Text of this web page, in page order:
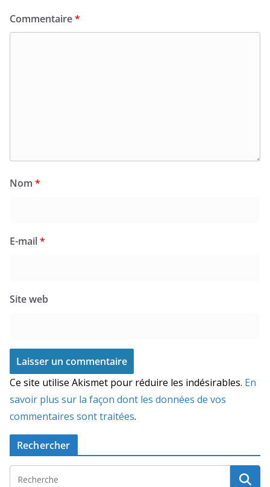
Commentaire*
Nom *
E-mail*
Site web
Ce site utilise Akismet pour réduire les indésirables. En
savoir plus sur la façon dont les données de vos
commentaires sont traitées.
Rechercher